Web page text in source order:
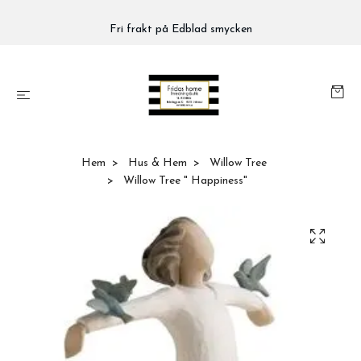
Fri frakt på Edblad smycken
Hem Hus & Hem
Willow Tree
Willow Tree " Happiness"